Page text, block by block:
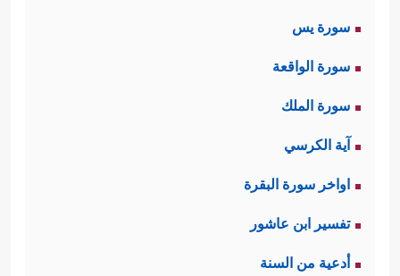
سورة يس
سورة الواقعة
سورة الملك
آية الكرسي
اواخر سورة البقرة
تفسير ابن عاشور
أدعية من السنة